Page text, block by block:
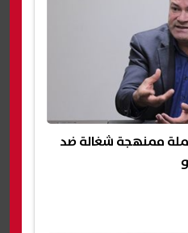
ممنهجة شغالة ضد